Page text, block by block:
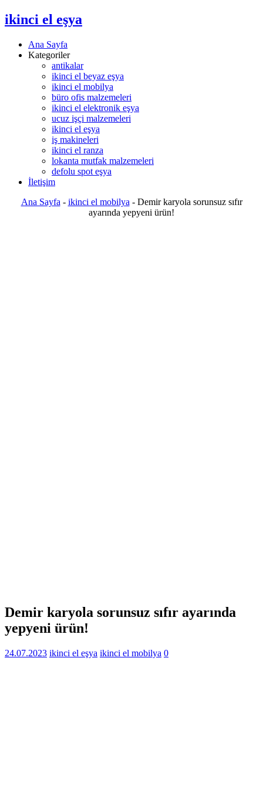
ikinci el eşya
Ana Sayfa
Kategoriler
antikalar
ikinci el beyaz eşya
ikinci el mobilya
büro ofis malzemeleri
ikinci el elektronik eşya
ucuz işçi malzemeleri
ikinci el eşya
iş makineleri
ikinci el ranza
lokanta mutfak malzemeleri
defolu spot eşya
İletişim
Ana Sayfa - ikinci el mobilya - Demir karyola sorunsuz sıfır
ayarında yepyeni ürün!
Demir karyola sorunsuz sıfır ayarında
yepyeni ürün!
24.07.2023 ikinci el eşya ikinci el mobilya 0